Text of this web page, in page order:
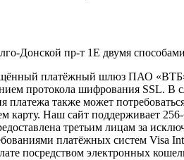
Донской пр-т 1Е двумя
платёжный шлюз ПАО
протокола шифрования SSL. В
также может
карту. Наш сайт поддерживает
третьим лицам за
платёжных систем Visa
посредством электронных